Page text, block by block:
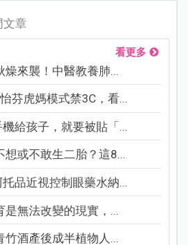
文章
看更多
燥來襲！中醫教養肺...
芬虎媽模式禁3C，看...
給孩子，就要被貼「...
想或不敢生二胎？這8...
托品近視控制眼藥水納...
是無法改變的現實，...
竹酒產後成半植物人...